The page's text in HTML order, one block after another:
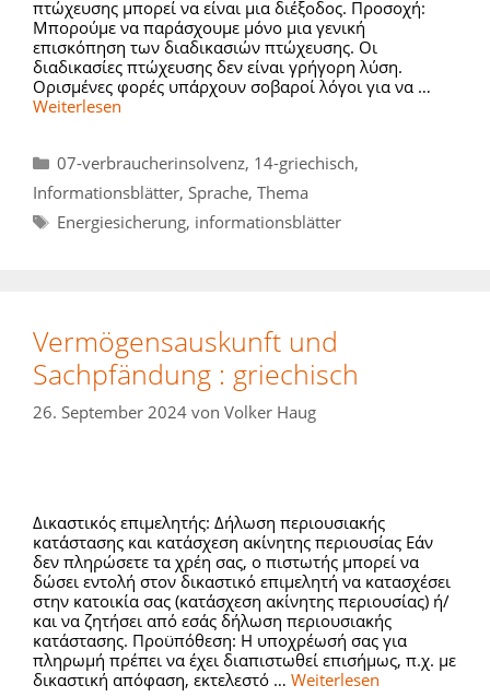
πτώχευσης μπορεί να είναι μια διέξοδος. Προσοχή:
Μπορούμε να παράσχουμε μόνο μια γενική
επισκόπηση των διαδικασιών πτώχευσης. Οι
διαδικασίες πτώχευσης δεν είναι γρήγορη λύση.
Ορισμένες φορές υπάρχουν σοβαροί λόγοι για να …
Weiterlesen
Kategorien
07-verbraucherinsolvenz, 14-griechisch,
Informationsblätter, Sprache, Thema
Schlagwörter
Energiesicherung, informationsblätter
Vermögensauskunft und
Sachpfändung : griechisch
26. September 2024 von Volker Haug
Δικαστικός επιμελητής: Δήλωση περιουσιακής
κατάστασης και κατάσχεση ακίνητης περιουσίας Εάν
δεν πληρώσετε τα χρέη σας, ο πιστωτής μπορεί να
δώσει εντολή στον δικαστικό επιμελητή να κατασχέσει
στην κατοικία σας (κατάσχεση ακίνητης περιουσίας) ή/
και να ζητήσει από εσάς δήλωση περιουσιακής
κατάστασης. Προϋπόθεση: Η υποχρέωσή σας για
πληρωμή πρέπει να έχει διαπιστωθεί επισήμως, π.χ. με
δικαστική απόφαση, εκτελεστό … Weiterlesen